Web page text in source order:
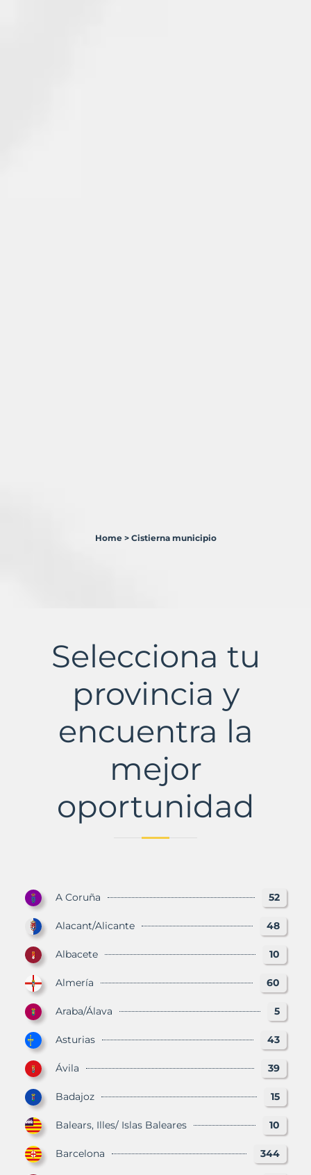
Murbalands
Home > Cistierna municipio
Selecciona tu
provincia y
encuentra la
mejor
oportunidad
A Coruña 52
Alacant/Alicante 48
Albacete 10
Almería 60
Araba/Álava 5
Asturias 43
Ávila 39
Badajoz 15
Balears, Illes/ Islas Baleares 10
Barcelona 344